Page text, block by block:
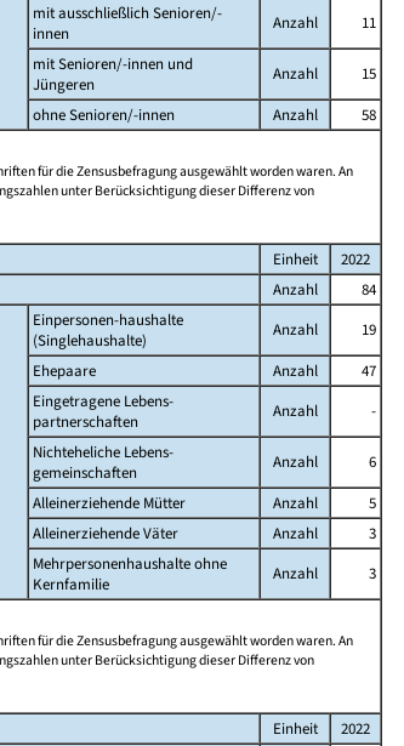
mit ausschließlich Senioren/-
innen
Anzahl
11
mit Senioren/-innen und
Jüngeren
Anzahl
15
ohne Senioren/-innen
Anzahl
58
für die Zensusbefragung ausgewählt worden waren. An
unter Berücksichtigung dieser Differenz von
Einheit
2022
Anzahl
84
Einpersonen-haushalte
(Singlehaushalte)
Anzahl
19
Ehepaare
Anzahl
47
Eingetragene Lebens-
partnerschaften
Anzahl
-
Nichteheliche Lebens-
gemeinschaften
Anzahl
6
Alleinerziehende Mütter
Anzahl
5
Alleinerziehende Väter
Anzahl
3
Mehrpersonenhaushalte ohne
Kernfamilie
Anzahl
3
für die Zensusbefragung ausgewählt worden waren. An
unter Berücksichtigung dieser Differenz von
Einheit
2022